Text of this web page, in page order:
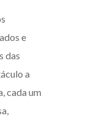
e
das
a
cada um